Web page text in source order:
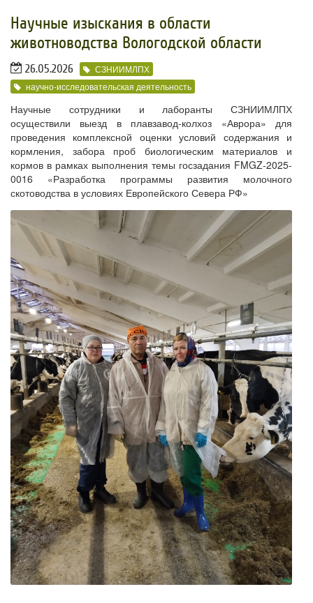
Научные изыскания в области
животноводства Вологодской области
26.05.2026
СЗНИИМЛПХ
научно-исследовательская деятельность
Научные сотрудники и лаборанты СЗНИИМЛПХ
осуществили выезд в плавзавод-колхоз «Аврора» для
проведения комплексной оценки условий содержания и
кормления, забора проб биологическим материалов и
кормов в рамках выполнения темы госзадания FMGZ-2025-
0016 «Разработка программы развития молочного
скотоводства в условиях Европейского Севера РФ»